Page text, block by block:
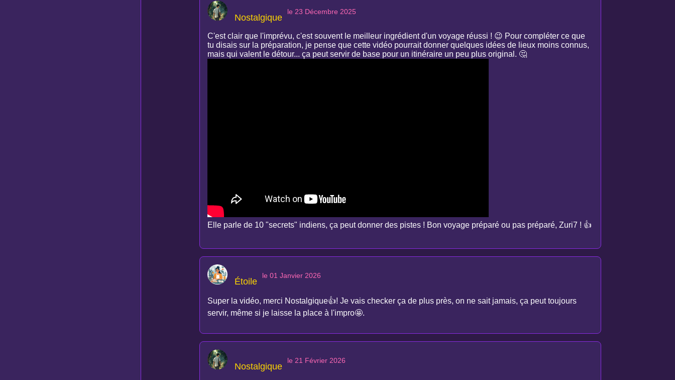
Nostalgique
le 23 Décembre 2025
C'est clair que l'imprévu, c'est souvent le meilleur ingrédient d'un voyage réussi ! 😉 Pour compléter ce que
tu disais sur la préparation, je pense que cette vidéo pourrait donner quelques idées de lieux moins connus,
mais qui valent le détour... ça peut servir de base pour un itinéraire un peu plus original. 🤔
Elle parle de 10 "secrets" indiens, ça peut donner des pistes ! Bon voyage préparé ou pas préparé, Zuri7 ! 👍
Étoile
le 01 Janvier 2026
Super la vidéo, merci Nostalgique👍! Je vais checker ça de plus près, on ne sait jamais, ça peut toujours
servir, même si je laisse la place à l'impro🤩.
Nostalgique
le 21 Février 2026